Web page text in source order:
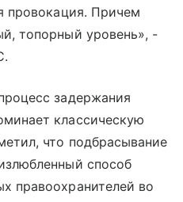
провокация. Причем
топорный уровень», -
задержания
классическую
что подбрасывание
способ
правоохранителей во